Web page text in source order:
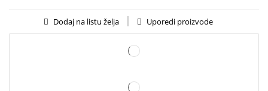
Dodaj na listu želja Uporedi proizvode